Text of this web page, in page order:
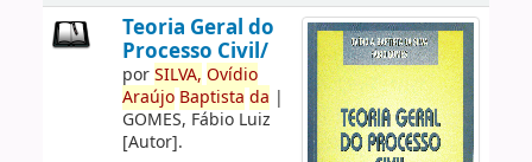
Teoria Geral do
Processo Civil/
porSILVA, Ovídio
Araújo Baptista da |
GOMES, Fábio Luiz
[Autor].